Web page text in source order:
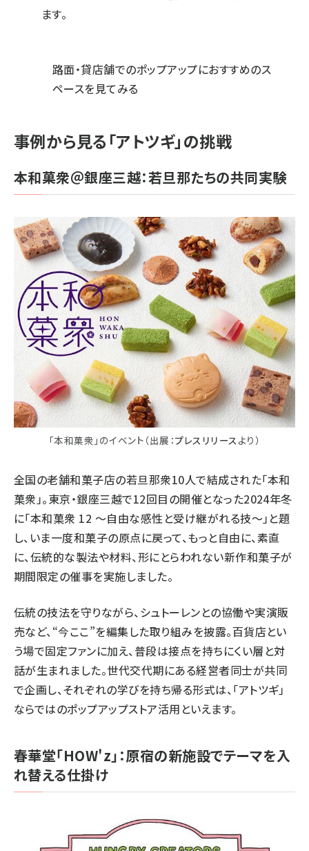
ます。
路面・貸店舗でのポップアップにおすすめのス
ペースを見てみる
事例から見る「アトツギ」の挑戦
本和菓衆＠銀座三越：若旦那たちの共同実験
「本和菓衆」のイベント （出展：プレスリリース より）
全国の老舗和菓子店の若旦那衆10人で結成された「本和
菓衆」。東京・銀座三越で12回目の開催となった2024年冬
に「本和菓衆 12 ～自由な感性と受け継がれる技～」と題
し、いま一度和菓子の原点に戻って、もっと自由に、素直
に、伝統的な製法や材料、形にとらわれない新作和菓子が
期間限定の催事を実施しました。
伝統の技法を守りながら、シュトーレンとの協働や実演販
売など、“今ここ”を編集した取り組みを披露。百貨店とい
う場で固定ファンに加え、普段は接点を持ちにくい層と対
話が生まれました。世代交代期にある経営者同士が共同
で企画し、それぞれの学びを持ち帰る形式は、「アトツギ」
ならではのポップアップストア活用といえます。
春華堂「HOW'z」：原宿の新施設でテーマを入
れ替える仕掛け